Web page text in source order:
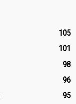
105
101
98
96
95